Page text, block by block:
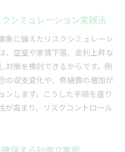
シミュレーション実践法
象に備えたリスクシミュレーシ
、空室や家賃下落、金利上昇な
対策を検討できるからです。例
の収支変化や、修繕費の増加が
ンします。こうした手順を盛り
が高まり、リスクコントロール